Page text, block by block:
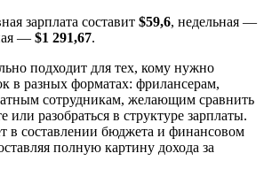
зарплата составит $59,6, недельная —
— $1 291,67.
подходит для тех, кому нужно
в разных форматах: фрилансерам,
сотрудникам, желающим сравнить
или разобраться в структуре зарплаты.
в составлении бюджета и финансовом
полную картину дохода за